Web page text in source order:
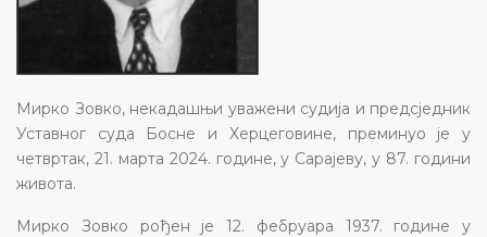
Мирко Зовко, некадашњи уважени судија и предсједник
Уставног суда Босне и Херцеговине, преминуо је у
четвртак, 21. марта 2024. године, у Сарајеву, у 87. години
живота.
Мирко Зовко рођен је 12. фебруара 1937. године у